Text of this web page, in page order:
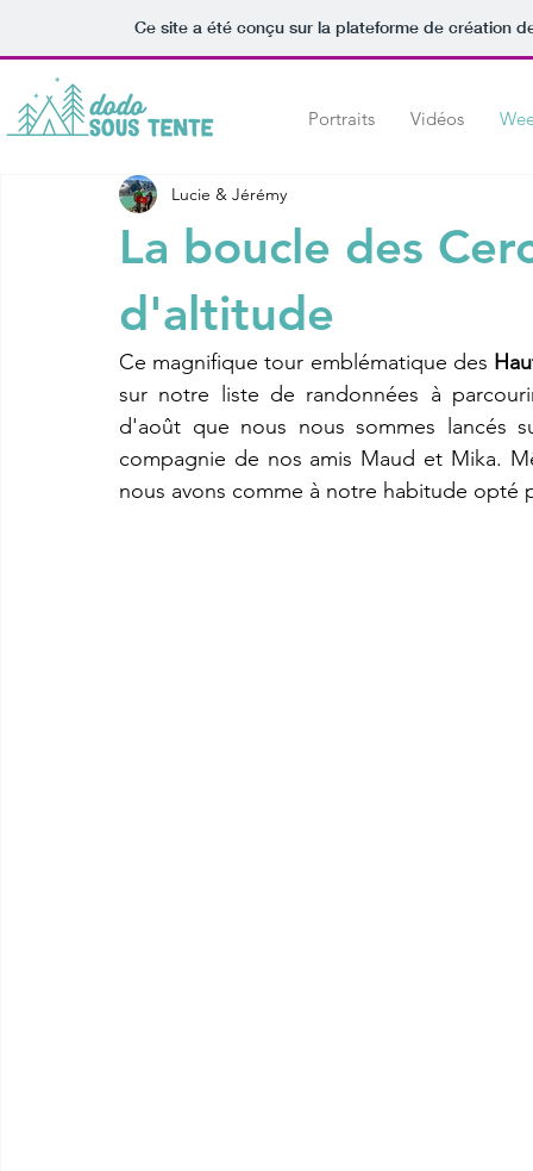
Ce site a été conçu sur la plateforme de création
Portraits Vidéos
La boucle des
d'altitude
Lucie & Jérémy
Ce magnifique tour emblématique des
sur notre liste de randonnées à
d'août que nous nous sommes lancés
compagnie de nos amis Maud et Mika.
nous avons comme à notre habitude opté